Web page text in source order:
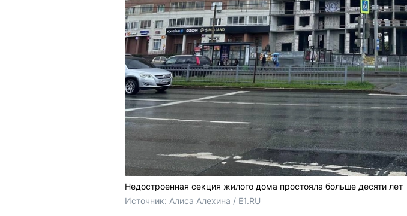
Недостроенная секция жилого дома простояла больше десяти лет
Источник: Алиса Алехина / E1.RU